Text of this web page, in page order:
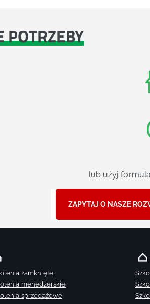
POTRZEBY
lub użyj
ZAPYTAJ O NASZE
zamknięte
menedżerskie
sprzedażowe